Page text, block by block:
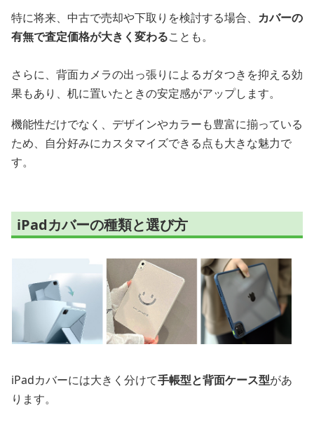
特に将来、中古で売却や下取りを検討する場合、 カバーの
有無で査定価格が大きく変わることも。
さらに、背面カメラの出っ張りによるガタつきを抑える効
果もあり、机に置いたときの安定感がアップします。
機能性だけでなく、デザインやカラーも豊富に揃っている
ため、自分好みにカスタマイズできる点も大きな魅力で
す。
iPadカバーの種類と選び方
iPadカバーには大きく分けて手帳型と背面ケース型があ
ります。